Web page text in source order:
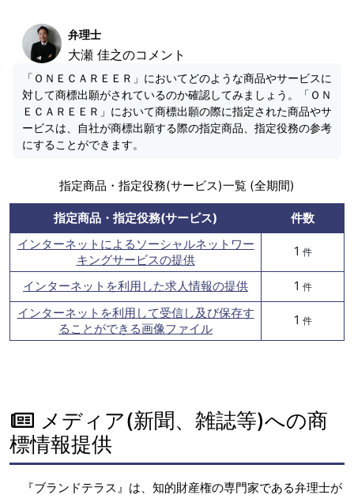
弁理士
大瀬 佳之のコメント
「ＯＮＥＣＡＲＥＥＲ」においてどのような商品やサービスに
対して商標出願がされているのか確認してみましょう。「ＯＮ
ＥＣＡＲＥＥＲ」において商標出願の際に指定された商品やサ
ービスは、自社が商標出願する際の指定商品、指定役務の参考
にすることができます。
指定商品・指定役務(サービス)一覧 (全期間)
指定商品・指定役務(サービス)
件数
インターネットによるソーシャルネットワー
キングサービスの提供
1 件
インターネットを利用した求人情報の提供 1 件
インターネットを利用して受信し及び保存す
ることができる画像ファイル
1 件
メディア(新聞、雑誌等)への商
標情報提供
『ブランドテラス』は、知的財産権の専門家である弁理士が